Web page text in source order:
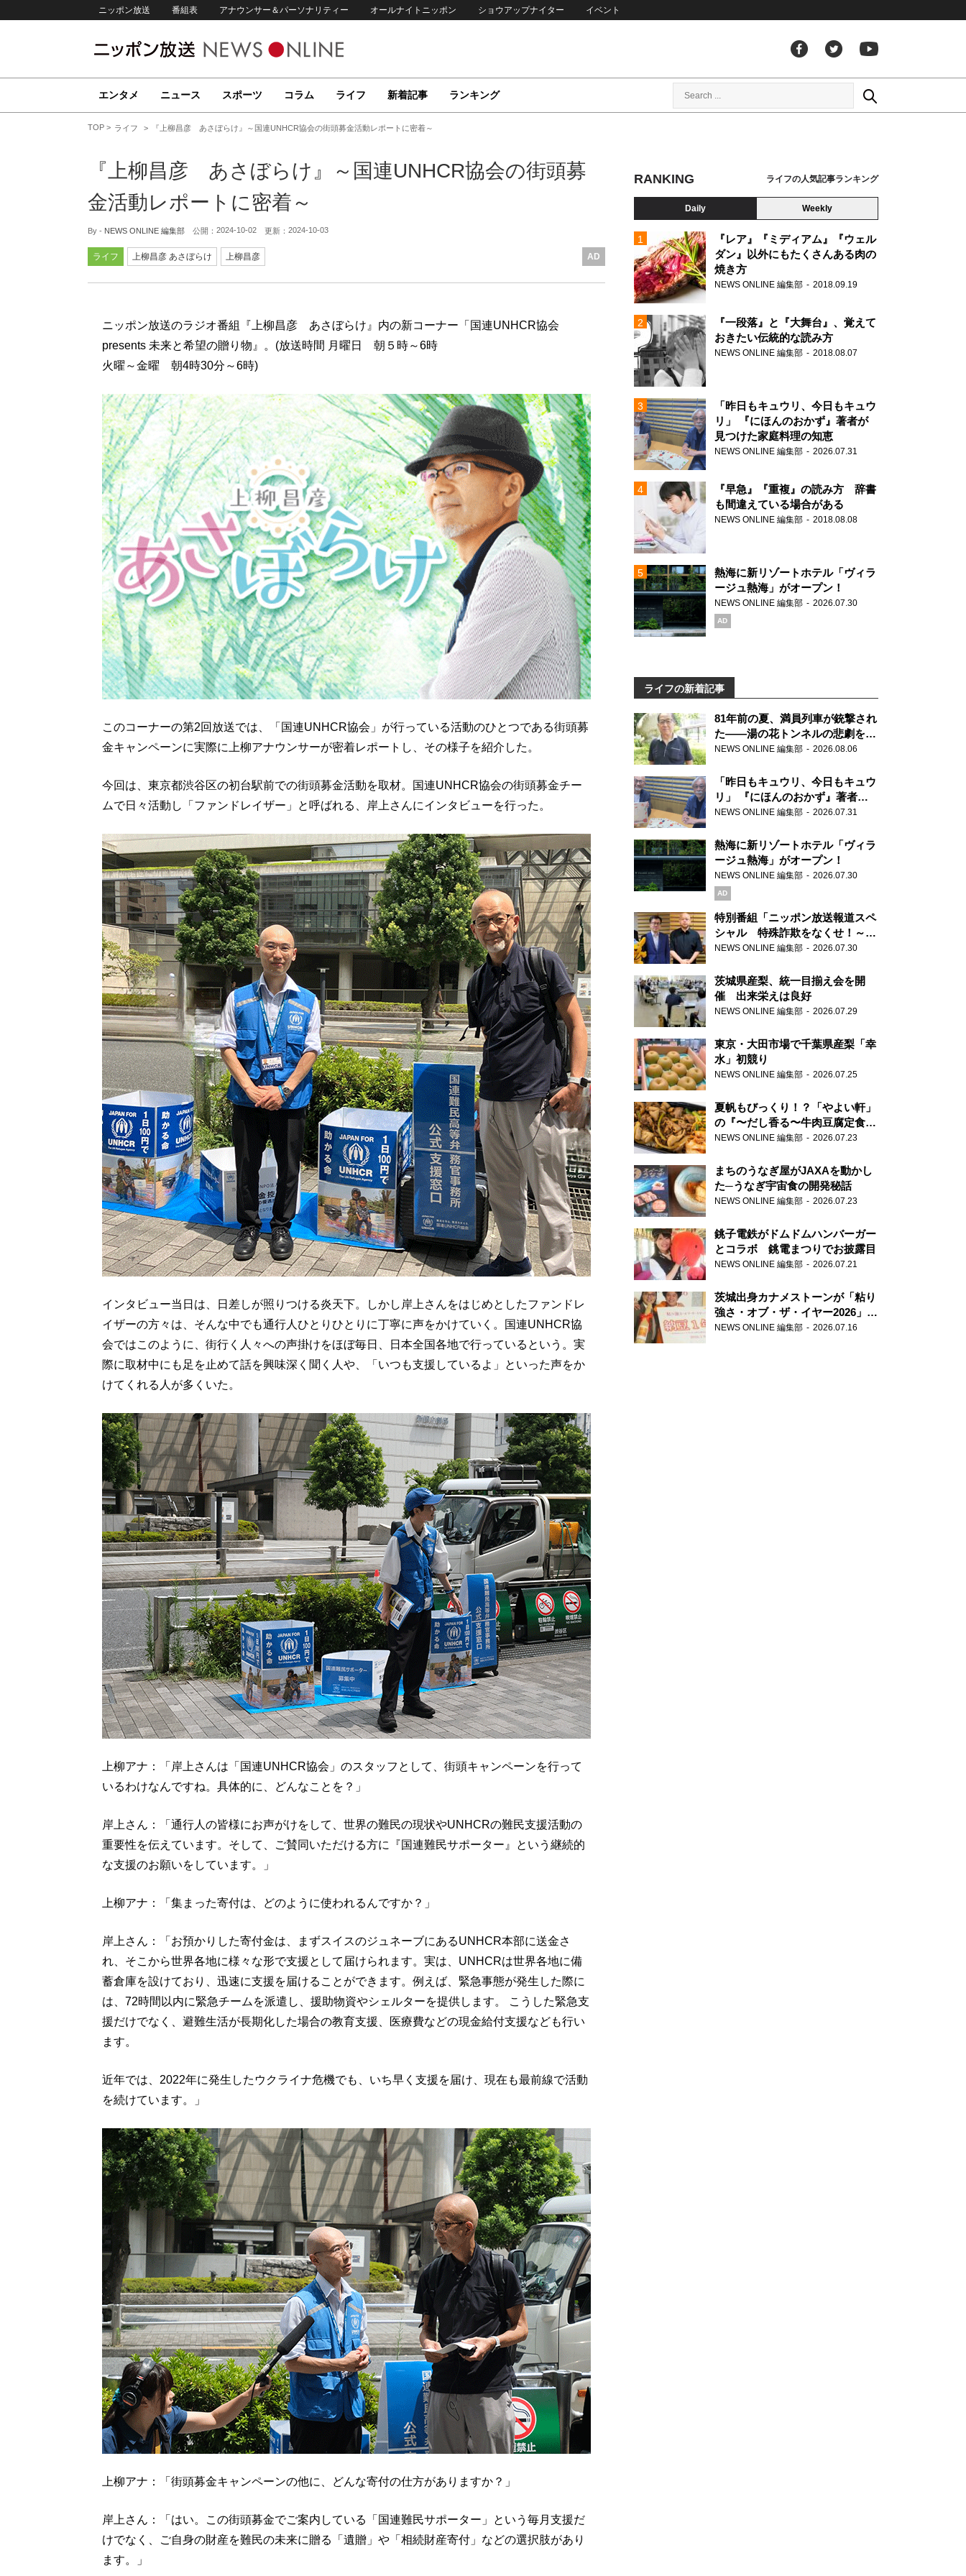
ニッポン放送 番組表 アナウンサー＆パーソナリティー オールナイトニッポン ショウアップナイター イベント
エンタメ ニュース スポーツ コラム ライフ 新着記事 ランキング
TOP ライフ 『上柳昌彦 あさぼらけ』～国連UNHCR協会の街頭募金活動レポートに密着～
『上柳昌彦 あさぼらけ』～国連UNHCR協会の街頭募
金活動レポートに密着～
By - NEWS ONLINE 編集部 公開： 2024-10-02 更新： 2024-10-03
ライフ 上柳昌彦 あさぼらけ 上柳昌彦 AD
ニッポン放送のラジオ番組『上柳昌彦 あさぼらけ』内の新コーナー「国連UNHCR協会
presents 未来と希望の贈り物』。(放送時間 月曜日 朝５時～6時
火曜～金曜 朝4時30分～6時)
このコーナーの第2回放送では、「国連UNHCR協会」が行っている活動のひとつである街頭募
金キャンペーンに実際に上柳アナウンサーが密着レポートし、その様子を紹介した。
今回は、東京都渋谷区の初台駅前での街頭募金活動を取材。国連UNHCR協会の街頭募金チー
ムで日々活動し「ファンドレイザー」と呼ばれる、岸上さんにインタビューを行った。
インタビュー当日は、日差しが照りつける炎天下。しかし岸上さんをはじめとしたファンドレ
イザーの方々は、そんな中でも通行人ひとりひとりに丁寧に声をかけていく。国連UNHCR協
会ではこのように、街行く人々への声掛けをほぼ毎日、日本全国各地で行っているという。実
際に取材中にも足を止めて話を興味深く聞く人や、「いつも支援しているよ」といった声をか
けてくれる人が多くいた。
上柳アナ：「岸上さんは「国連UNHCR協会」のスタッフとして、街頭キャンペーンを行って
いるわけなんですね。具体的に、どんなことを？」
岸上さん：「通行人の皆様にお声がけをして、世界の難民の現状やUNHCRの難民支援活動の
重要性を伝えています。そして、ご賛同いただける方に『国連難民サポーター』という継続的
な支援のお願いをしています。」
上柳アナ：「集まった寄付は、どのように使われるんですか？」
岸上さん：「お預かりした寄付金は、まずスイスのジュネーブにあるUNHCR本部に送金さ
れ、そこから世界各地に様々な形で支援として届けられます。実は、UNHCRは世界各地に備
蓄倉庫を設けており、迅速に支援を届けることができます。例えば、緊急事態が発生した際に
は、72時間以内に緊急チームを派遣し、援助物資やシェルターを提供します。 こうした緊急支
援だけでなく、避難生活が長期化した場合の教育支援、医療費などの現金給付支援なども行い
ます。
近年では、2022年に発生したウクライナ危機でも、いち早く支援を届け、現在も最前線で活動
を続けています。」
上柳アナ：「街頭募金キャンペーンの他に、どんな寄付の仕方がありますか？」
岸上さん：「はい。この街頭募金でご案内している「国連難民サポーター」という毎月支援だ
けでなく、ご自身の財産を難民の未来に贈る「遺贈」や「相続財産寄付」などの選択肢があり
ます。」
RANKING ライフの人気記事ランキング
Daily Weekly
『レア』『ミディアム』『ウェル
ダン』以外にもたくさんある肉の
焼き方
NEWS ONLINE 編集部 2018.09.19
『一段落』と『大舞台』、覚えて
おきたい伝統的な読み方
NEWS ONLINE 編集部 2018.08.07
「昨日もキュウリ、今日もキュウ
リ」 『にほんのおかず』著者が
見つけた家庭料理の知恵
NEWS ONLINE 編集部 2026.07.31
『早急』『重複』の読み方 辞書
も間違えている場合がある
NEWS ONLINE 編集部 2018.08.08
熱海に新リゾートホテル「ヴィラ
ージュ熱海」がオープン！
NEWS ONLINE 編集部 2026.07.30
AD
ライフの新着記事
81年前の夏、満員列車が銃撃され
た――湯の花トンネルの悲劇を語
り継ぐ男性の
NEWS ONLINE 編集部 2026.08.06
「昨日もキュウリ、今日もキュウ
リ」 『にほんのおかず』著者が
見つけた家庭料理の知恵
NEWS ONLINE 編集部 2026.07.31
熱海に新リゾートホテル「ヴィラ
ージュ熱海」がオープン！
NEWS ONLINE 編集部 2026.07.30
AD
特別番組「ニッポン放送報道スペ
シャル 特殊詐欺をなくせ！～被
害者・加害者・警視庁が語るトク
NEWS ONLINE 編集部 2026.07.30
茨城県産梨、統一目揃え会を開
催 出来栄えは良好
NEWS ONLINE 編集部 2026.07.29
東京・大田市場で千葉県産梨「幸
水」初競り
NEWS ONLINE 編集部 2026.07.25
夏帆もびっくり！？「やよい軒」
の『〜だし香る〜牛肉豆腐定食』
が香り高すぎる
NEWS ONLINE 編集部 2026.07.23
まちのうなぎ屋がJAXAを動かし
た─うなぎ宇宙食の開発秘話
NEWS ONLINE 編集部 2026.07.23
銚子電鉄がドムドムハンバーガー
とコラボ 銚電まつりでお披露目
NEWS ONLINE 編集部 2026.07.21
茨城出身カナメストーンが「粘り
強さ・オブ・ザ・イヤー2026」受
賞 粘り強いコンビ愛で納豆を
NEWS ONLINE 編集部 2026.07.16